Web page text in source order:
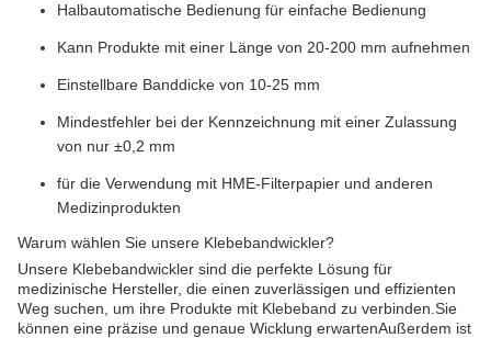
Halbautomatische Bedienung für einfache Bedienung
Kann Produkte mit einer Länge von 20-200 mm aufnehmen
Einstellbare Banddicke von 10-25 mm
Mindestfehler bei der Kennzeichnung mit einer Zulassung
von nur ±0,2 mm
für die Verwendung mit HME-Filterpapier und anderen
Medizinprodukten
Warum wählen Sie unsere Klebebandwickler?
Unsere Klebebandwickler sind die perfekte Lösung für
medizinische Hersteller, die einen zuverlässigen und effizienten
Weg suchen, um ihre Produkte mit Klebeband zu verbinden.Sie
können eine präzise und genaue Wicklung erwartenAußerdem ist